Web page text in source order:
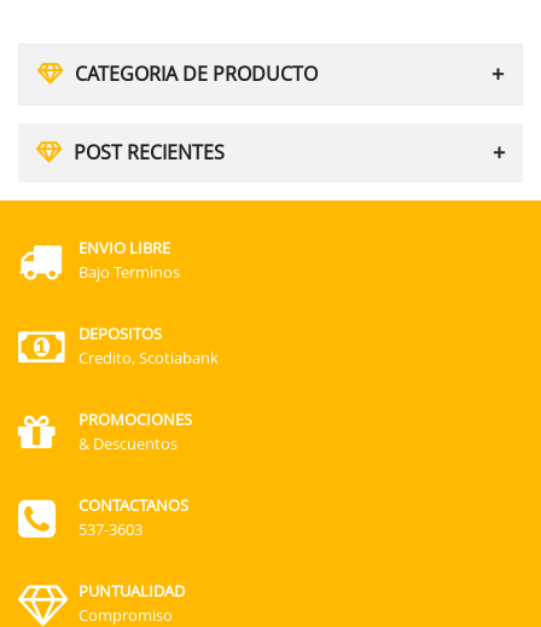
CATEGORIA DE PRODUCTO
POST RECIENTES
ENVIO LIBRE
Bajo Terminos
DEPOSITOS
Credito, Scotiabank
PROMOCIONES
& Descuentos
CONTACTANOS
537-3603
PUNTUALIDAD
Compromiso